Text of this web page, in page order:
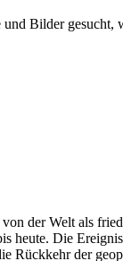
Bilder gesucht,
der Welt als
heute. Die
Rückkehr der